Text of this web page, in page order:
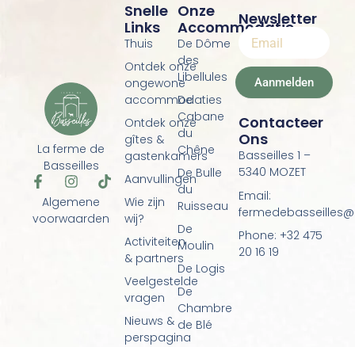
La ferme de
Basseilles
F
a
c
e
I
s
t
T
t
Algemene
voorwaarden
Onze
Accommodatie
De Dôme
des
Libellules
De
Cabane
du
Chêne
De Bulle
du
Ruisseau
De
Moulin
De Logis
De
Chambre
de Blé
Snelle
Links
Thuis
Ontdek onze
ongewone
accommodaties
Ontdek onze
gîtes &
gastenkamers
Aanvullingen
Wie zijn
wij?
Activiteiten
& partners
Veelgestelde
vragen
Nieuws &
perspagina
Newsletter
Aanmelden
Contacteer
Ons
Basseilles 1 –
5340 MOZET
Email:
Phone: +32 475
20 16 19